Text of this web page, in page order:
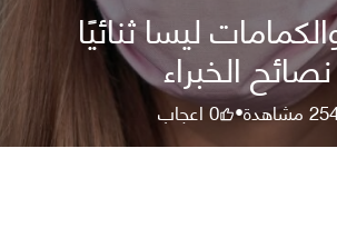
ليسا ثنائيًا
الخبراء
مشاهدة•
0اعجاب